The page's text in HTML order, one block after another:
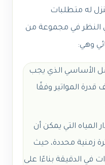
له متطلبات
النظر في مجموعة من
وهي:
الأساسي الذي يجب
قدرة المواتير وفقًا
التي يمكن أن
زمنية محددة، حيث
في الدقيقة بناءًا على